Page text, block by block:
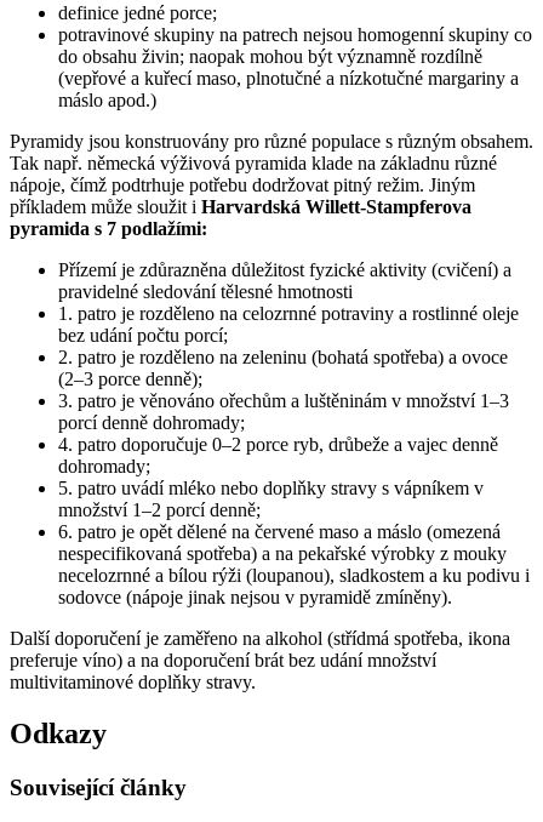
definice jedné porce;
potravinové skupiny na patrech nejsou homogenní skupiny co
do obsahu živin; naopak mohou být významně rozdílně
(vepřové a kuřecí maso, plnotučné a nízkotučné margariny a
máslo apod.)
Pyramidy jsou konstruovány pro různé populace s různým obsahem.
Tak např. německá výživová pyramida klade na základnu různé
nápoje, čímž podtrhuje potřebu dodržovat pitný režim. Jiným
příkladem může sloužit i Harvardská Willett-Stampferova
pyramida s 7 podlažími:
Přízemí je zdůrazněna důležitost fyzické aktivity (cvičení) a
pravidelné sledování tělesné hmotnosti
1. patro je rozděleno na celozrnné potraviny a rostlinné oleje
bez udání počtu porcí;
2. patro je rozděleno na zeleninu (bohatá spotřeba) a ovoce
(2–3 porce denně);
3. patro je věnováno ořechům a luštěninám v množství 1–3
porcí denně dohromady;
4. patro doporučuje 0–2 porce ryb, drůbeže a vajec denně
dohromady;
5. patro uvádí mléko nebo doplňky stravy s vápníkem v
množství 1–2 porcí denně;
6. patro je opět dělené na červené maso a máslo (omezená
nespecifikovaná spotřeba) a na pekařské výrobky z mouky
necelozrnné a bílou rýži (loupanou), sladkostem a ku podivu i
sodovce (nápoje jinak nejsou v pyramidě zmíněny).
Další doporučení je zaměřeno na alkohol (střídmá spotřeba, ikona
preferuje víno) a na doporučení brát bez udání množství
multivitaminové doplňky stravy.
Odkazy
Související články